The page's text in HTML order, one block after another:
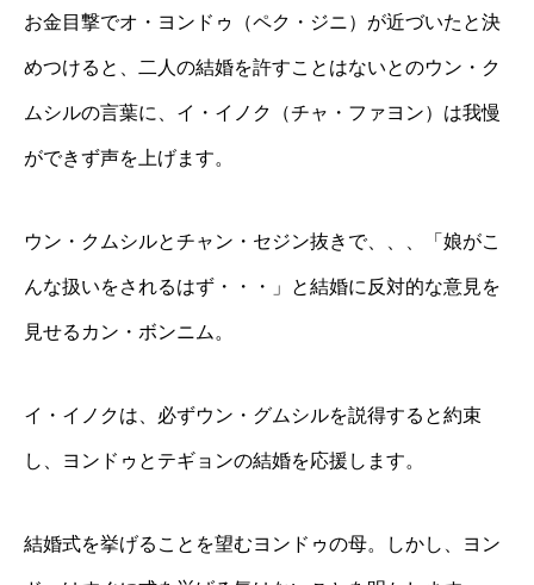
お金目撃でオ・ヨンドゥ（ペク・ジニ）が近づいたと決
めつけると、二人の結婚を許すことはないとのウン・ク
ムシルの言葉に、イ・イノク（チャ・ファヨン）は我慢
ができず声を上げます。
ウン・クムシルとチャン・セジン抜きで、、、「娘がこ
んな扱いをされるはず・・・」と結婚に反対的な意見を
見せるカン・ボンニム。
イ・イノクは、必ずウン・グムシルを説得すると約束
し、ヨンドゥとテギョンの結婚を応援します。
結婚式を挙げることを望むヨンドゥの母。しかし、ヨン